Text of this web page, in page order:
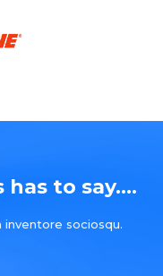
to say....
sociosqu.